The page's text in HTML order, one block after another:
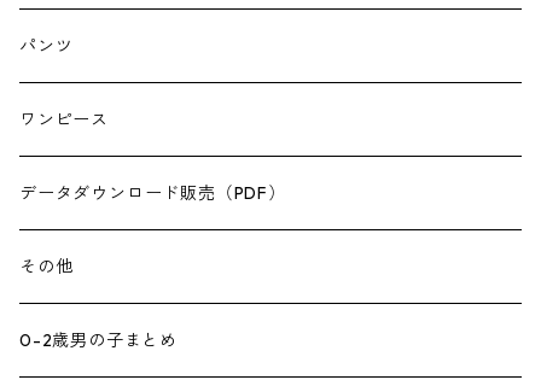
パンツ
ワンピース
データダウンロード販売（PDF）
その他
0-2歳男の子まとめ